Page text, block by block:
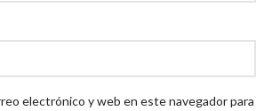
electrónico y web en este navegador para